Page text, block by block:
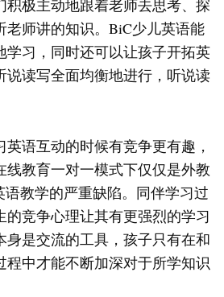
积极主动地跟着老师去思考、探
老师讲的知识。BiC少儿英语能
学习，同时还可以让孩子开拓英
说读写全面均衡地进行，听说读
语互动的时候有竞争更有趣，
线教育一对一模式下仅仅是外教
语教学的严重缺陷。同伴学习过
的竞争心理让其有更强烈的学习
身是交流的工具，孩子只有在和
程中才能不断加深对于所学知识